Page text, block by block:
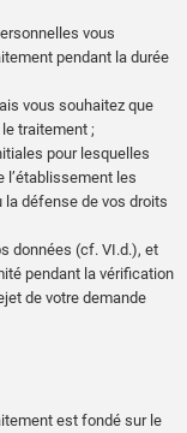
vous
pendant la durée
vous souhaitez que
traitement ;
pour lesquelles
l’établissement les
la défense de vos droits
données (cf. VI.d.), et
pendant la vérification
de votre demande
est fondé sur le